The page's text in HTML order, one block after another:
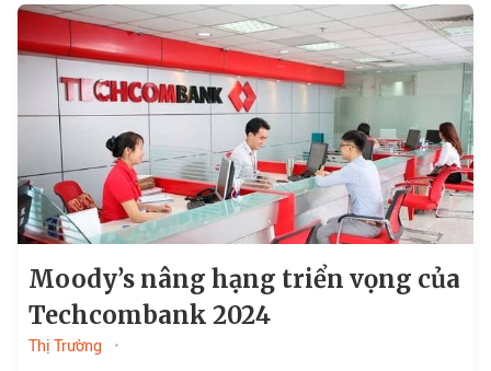
Moody’s nâng hạng triển vọng của
Techcombank 2024
Thị Trường